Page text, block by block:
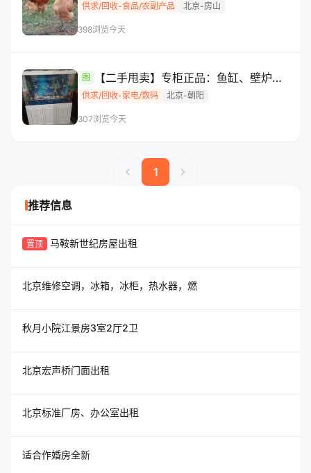
供求/回收-食品/农副产品 北京-房山
398浏览今天
图
【二手甩卖】专柜正品：鱼缸、壁炉、
小方桌
供求/回收-家电/数码 北京-朝阳
307浏览今天
chevron_left 1 chevron_right
推荐信息
置顶 马鞍新世纪房屋出租
北京维修空调，冰箱，冰柜，热水器，燃
秋月小院江景房3室2厅2卫
北京宏声桥门面出租
北京标准厂房、办公室出租
适合作婚房全新